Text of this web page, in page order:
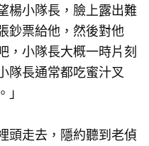
小隊長，臉上露出難
鈔票給他，然後對他
，小隊長大概一時片刻
隊長通常都吃蜜汁叉
走去，隱約聽到老偵